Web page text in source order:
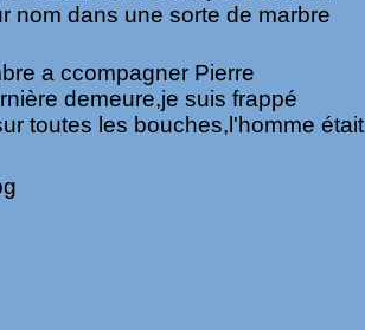
nom dans une sorte de marbre
a ccompagner Pierre
demeure,je suis frappé
toutes les bouches,l'homme était